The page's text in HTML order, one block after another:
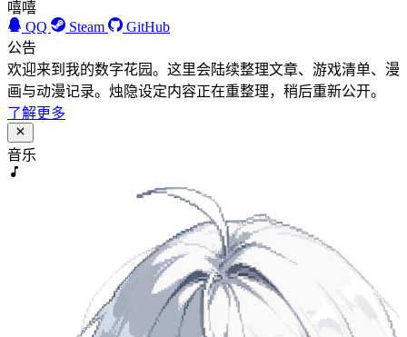
嘻嘻
QQ
Steam
GitHub
公告
欢迎来到我的数字花园。这里会陆续整理文章、游戏清单、漫
画与动漫记录。烛隐设定内容正在重整理，稍后重新公开。
了解更多
音乐